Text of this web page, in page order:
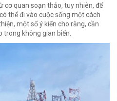
cơ quan soạn thảo, tuy nhiên, để
thể đi vào cuộc sống một cách
một số ý kiến cho rằng, cần
trong không gian biển.